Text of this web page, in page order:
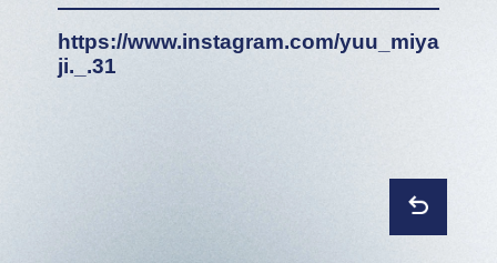
https://www.instagram.com/yuu_miya
ji._.31